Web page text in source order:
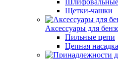
Щетки-чашки
Аксессуары для
Пильные цепи
Цепная